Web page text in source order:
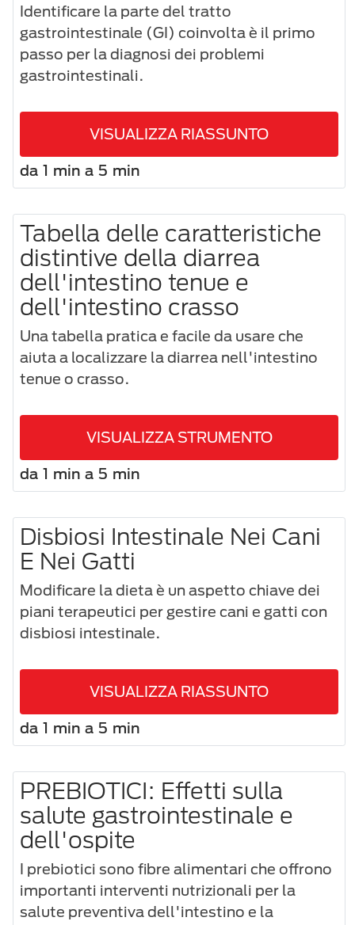
Identificare la parte del tratto
gastrointestinale (GI) coinvolta è il primo
passo per la diagnosi dei problemi
gastrointestinali.
VISUALIZZA RIASSUNTO
da 1 min a 5 min
Tabella delle caratteristiche
distintive della diarrea
dell'intestino tenue e
dell'intestino crasso
Una tabella pratica e facile da usare che
aiuta a localizzare la diarrea nell'intestino
tenue o crasso.
VISUALIZZA STRUMENTO
da 1 min a 5 min
Disbiosi Intestinale Nei Cani
E Nei Gatti
Modificare la dieta è un aspetto chiave dei
piani terapeutici per gestire cani e gatti con
disbiosi intestinale.
VISUALIZZA RIASSUNTO
da 1 min a 5 min
PREBIOTICI: Effetti sulla
salute gastrointestinale e
dell'ospite
I prebiotici sono fibre alimentari che offrono
importanti interventi nutrizionali per la
salute preventiva dell'intestino e la